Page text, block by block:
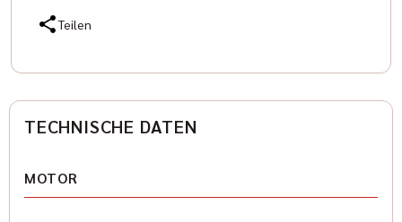
Teilen
TECHNISCHE DATEN
MOTOR